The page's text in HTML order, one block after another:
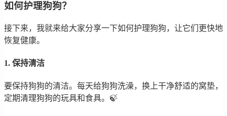
如何护理狗狗？
接下来，我就来给大家分享一下如何护理狗狗，让它们更快地
恢复健康。
1. 保持清洁
要保持狗狗的清洁。每天给狗狗洗澡，换上干净舒适的窝垫，
定期清理狗狗的玩具和食具。🍃